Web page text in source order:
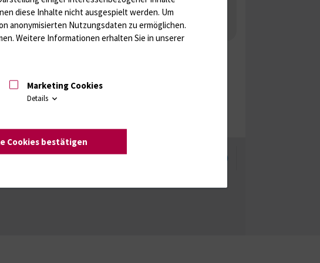
/ Vitamine; Gonaden / Zyklus / Sterilität
Psychpharmaka
Molekulare Diagnostik
Datenschutzhinweise
diese Inhalte nicht ausgespielt werden. Um
anonymisierten Nutzungsdaten zu ermöglichen.
Weitere Informationen erhalten Sie in unserer
Marketing Cookies
Details
Cookies bestätigen